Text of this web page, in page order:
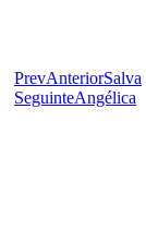
PrevAnteriorSalva
SeguinteAngélica